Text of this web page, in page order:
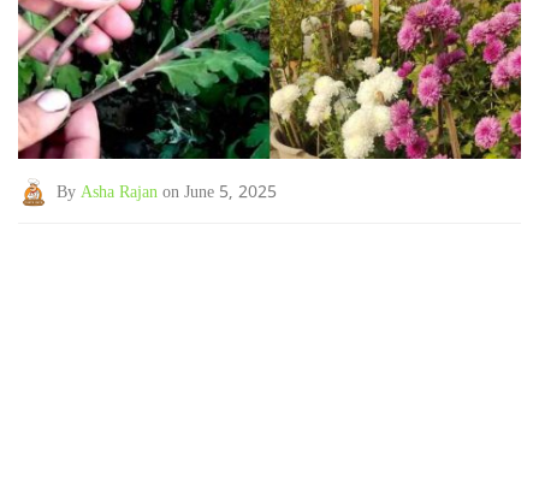
By Asha Rajan on June 5, 2025